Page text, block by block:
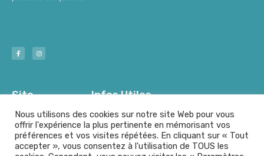
Site Infos Utiles
Nous utilisons des cookies sur notre site Web pour vous
offrir l'expérience la plus pertinente en mémorisant vos
préférences et vos visites répétées. En cliquant sur « Tout
accepter », vous consentez à l'utilisation de TOUS les